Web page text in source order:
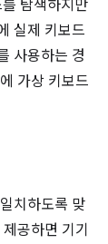
탐색하지만
실제 키보드
사용하는 경
가상 키보드
치하도록 맞
공하면 기기